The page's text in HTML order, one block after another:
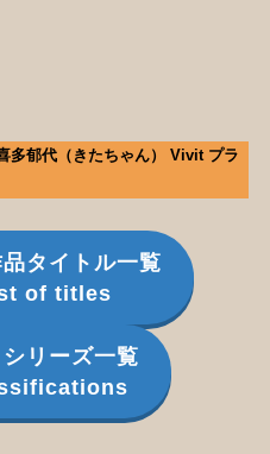
多郁代（きたちゃん） Vivit プラ
タイトル一覧
of titles
リーズ一覧